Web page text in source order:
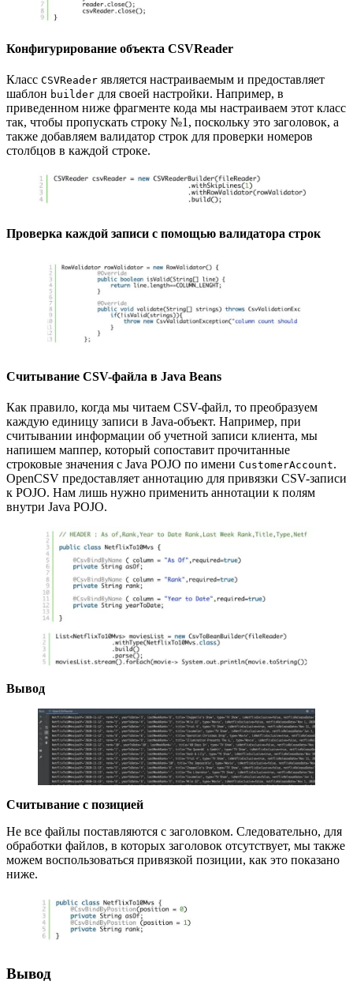
Конфигурирование объекта CSVReader
Класс CSVReader является настраиваемым и предоставляет
шаблон builder для своей настройки. Например, в
приведенном ниже фрагменте кода мы настраиваем этот класс
так, чтобы пропускать строку №1, поскольку это заголовок, а
также добавляем валидатор строк для проверки номеров
столбцов в каждой строке.
Проверка каждой записи с помощью валидатора строк
Считывание CSV-файла в Java Beans
Как правило, когда мы читаем CSV-файл, то преобразуем
каждую единицу записи в Java-объект. Например, при
считывании информации об учетной записи клиента, мы
напишем маппер, который сопоставит прочитанные
строковые значения с Java POJO по имени CustomerAccount.
OpenCSV предоставляет аннотацию для привязки CSV-записи
к POJO. Нам лишь нужно применить аннотации к полям
внутри Java POJO.
Вывод
Считывание с позицией
Не все файлы поставляются с заголовком. Следовательно, для
обработки файлов, в которых заголовок отсутствует, мы также
можем воспользоваться привязкой позиции, как это показано
ниже.
Вывод